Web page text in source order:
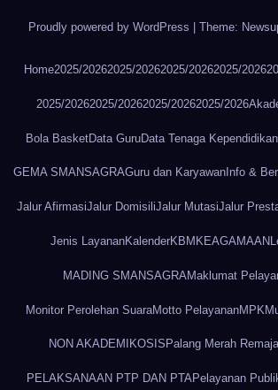
Proudly powered by WordPress | Theme:
Home2025/20262025/20262025/20262025/2026
2025/20262025/20262025/20262025/2026
Bola BasketData GuruData Tenaga Kependidikan
GEMA SMANSAGRAGuru dan Karyawan Info &
Jalur AfirmasiJalur DomisiliJalur MutasiJalur
Jenis LayananKalenderKBM KEAGAMAAN
MADING SMANSAGRAMaklumat
Monitor Perolehan SuaraMotto PelayananMPK
NON AKADEMIKOSIS Palang Merah Remaja
PELAKSANAAN PTP DAN PTAPelayanan